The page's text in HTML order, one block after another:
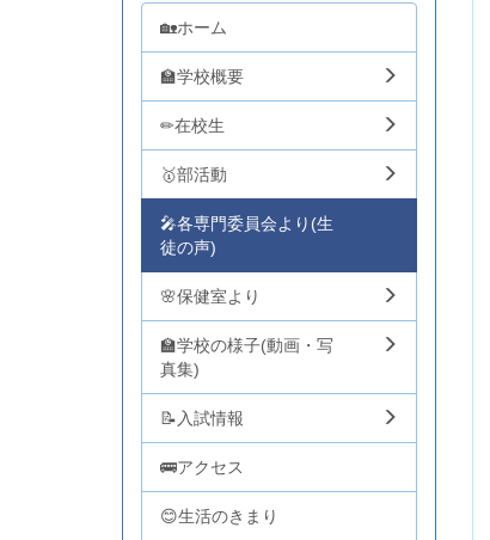
🏡ホーム
🏫学校概要
✏在校生
🥇部活動
🎤各専門委員会より(生
徒の声)
🌸保健室より
🏫学校の様子(動画・写
真集)
📝入試情報
🚌アクセス
😊生活のきまり